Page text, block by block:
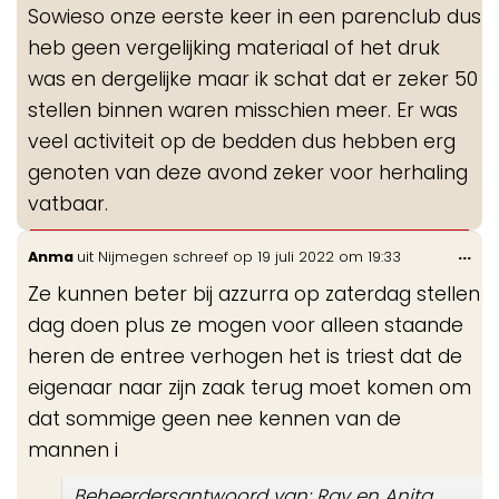
Sowieso onze eerste keer in een parenclub dus
heb geen vergelijking materiaal of het druk
was en dergelijke maar ik schat dat er zeker 50
stellen binnen waren misschien meer. Er was
veel activiteit op de bedden dus hebben erg
genoten van deze avond zeker voor herhaling
vatbaar.
Anma uit Nijmegen schreef op 19 juli 2022 om 19:33
Ze kunnen beter bij azzurra op zaterdag stellen
dag doen plus ze mogen voor alleen staande
heren de entree verhogen het is triest dat de
eigenaar naar zijn zaak terug moet komen om
dat sommige geen nee kennen van de
mannen i
...